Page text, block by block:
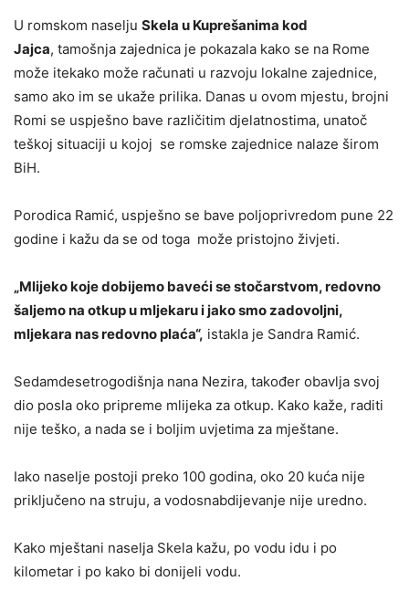
U romskom naselju Skela u Kuprešanima kod
Jajca, tamošnja zajednica je pokazala kako se na Rome
može itekako može računati u razvoju lokalne zajednice,
samo ako im se ukaže prilika. Danas u ovom mjestu, brojni
Romi se uspješno bave različitim djelatnostima, unatoč
teškoj situaciji u kojoj se romske zajednice nalaze širom
BiH.
Porodica Ramić, uspješno se bave poljoprivredom pune 22
godine i kažu da se od toga može pristojno živjeti.
„Mlijeko koje dobijemo baveći se stočarstvom, redovno
šaljemo na otkup u mljekaru i jako smo zadovoljni,
mljekara nas redovno plaća“, istakla je Sandra Ramić.
Sedamdesetrogodišnja nana Nezira, također obavlja svoj
dio posla oko pripreme mlijeka za otkup. Kako kaže, raditi
nije teško, a nada se i boljim uvjetima za mještane.
Iako naselje postoji preko 100 godina, oko 20 kuća nije
priključeno na struju, a vodosnabdijevanje nije uredno.
Kako mještani naselja Skela kažu, po vodu idu i po
kilometar i po kako bi donijeli vodu.